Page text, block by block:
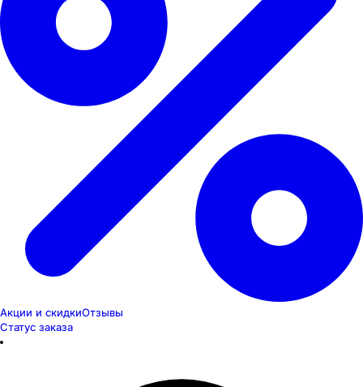
Акции и скидкиОтзывы
Статус заказа